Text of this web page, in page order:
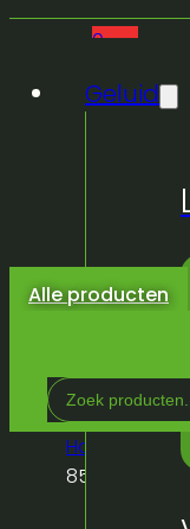
0
Geluid
Alle producten
Search
...
Home
Winkel
85cm diam x